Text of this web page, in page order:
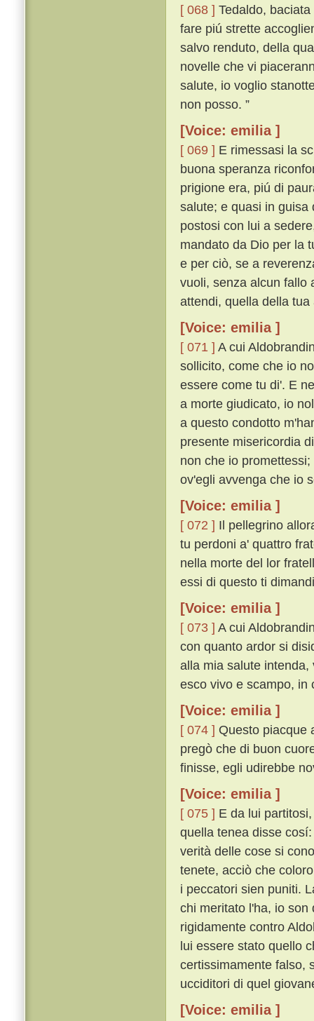
[ 068 ] Tedaldo,
fare piú strette
salvo renduto, della
novelle che vi
salute, io voglio
non posso. ”
[Voice: emilia ]
[ 069 ] E rimessasi la
buona speranza
prigione era, piú di
salute; e quasi in guisa
postosi con lui a
mandato da Dio per la
e per ciò, se a
vuoli, senza alcun fallo
attendi, quella della tua
[Voice: emilia ]
[ 071 ] A cui
sollicito, come che io
essere come tu di'. E
a morte giudicato, io
a questo condotto
presente misericordia
non che io
ov'egli avvenga che io
[Voice: emilia ]
[ 072 ] Il pellegrino
tu perdoni a' quattro
nella morte del lor
essi di questo ti
[Voice: emilia ]
[ 073 ] A cui
con quanto ardor si
alla mia salute
esco vivo e scampo, in
[Voice: emilia ]
[ 074 ] Questo piacque
pregò che di buon
finisse, egli udirebbe
[Voice: emilia ]
[ 075 ] E da lui
quella tenea disse
verità delle cose si
tenete, acciò che
i peccatori sien puniti.
chi meritato l'ha, io
rigidamente contro
lui essere stato quello
certissimamente falso,
ucciditori di quel
[Voice: emilia ]